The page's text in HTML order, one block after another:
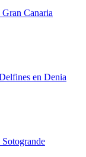
Canaria
en Denia